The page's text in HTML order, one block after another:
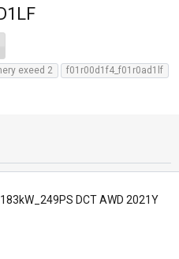
exeed 2 f01r00d1f4_f01r0ad1lf
DCT AWD 2021Y